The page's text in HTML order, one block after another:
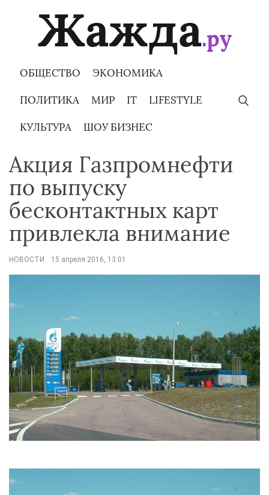
ОБЩЕСТВО ЭКОНОМИКА
ПОЛИТИКА МИР IT LIFESTYLE
КУЛЬТУРА ШОУ БИЗНЕС
Акция Газпромнефти
по выпуску
бесконтактных карт
привлекла внимание
НОВОСТИ 15 апреля 2016, 13:01